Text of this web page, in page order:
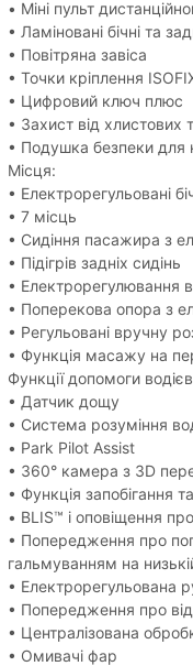
• Міні пульт
• Ламіновані бічні та
• Повітряна завіса
• Точки кріплення
• Цифровий ключ плюс
• Захист від хлистових
• Подушка безпеки для
Місця:
• Електрорегульовані
• 7 місць
• Сидіння пасажира з
• Підігрів задніх сидінь
• Електрорегулювання
• Поперекова опора з
• Регульовані вручну
• Функція масажу на
Функції допомоги
• Датчик дощу
• Система розуміння
• Park Pilot Assist
• 360° камера з 3D
• Функція запобігання
• BLIS™ і оповіщення
• Попередження про
гальмуванням на
• Електрорегульована
• Попередження про
• Централізована
• Омивачі фар